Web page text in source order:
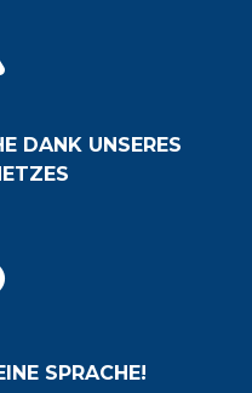
DANK UNSERES
SPRACHE!